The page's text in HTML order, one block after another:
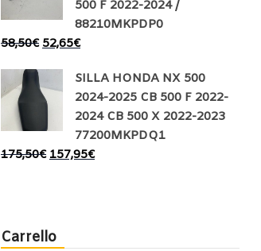
500 F 2022-2024 /
88210MKPDP0
58,50€ 52,65€
SILLA HONDA NX 500
2024-2025 CB 500 F 2022-
2024 CB 500 X 2022-2023
77200MKPDQ1
175,50€ 157,95€
Carrello